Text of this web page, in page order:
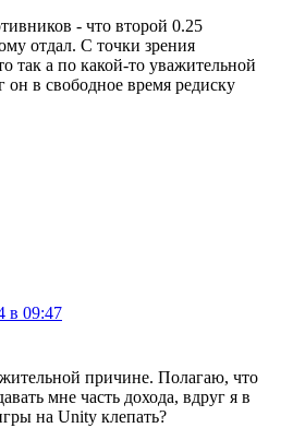
- что второй 0.25
отдал. С точки зрения
так а по какой-то уважительной
в свободное время редиску
в 09:47
причине. Полагаю, что
мне часть дохода, вдруг я в
на Unity клепать?